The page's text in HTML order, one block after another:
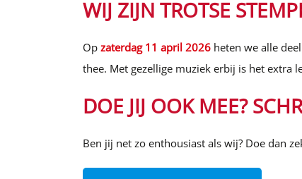
WIJ ZIJN TROTSE
Op zaterdag 11 april 2026 heten we alle
thee. Met gezellige muziek erbij is het extra
DOE JIJ OOK MEE?
Ben jij net zo enthousiast als wij? Doe dan